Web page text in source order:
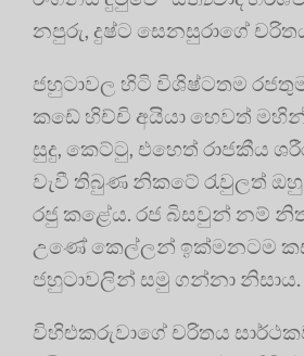
නපුරු, දුෂ්ට සෙනසුරාගේ
ජහුටාවල හිටි විශිෂ්ටතම
කඩේ හිච්චි අයියා හෙවත්
සුදු, කෙට්ටු, එහෙත් රාජකීය
වැවී තිබුණ නිකටේ රැවුලත්
රජු කළේය. රජ බිසවුන් නම්
උණේ කෙල්ලන් ඉක්මනටම
ජහුටාවලින් සමු ගන්නා නිසාය.
විහිළුකරුවාගේ චරිතය